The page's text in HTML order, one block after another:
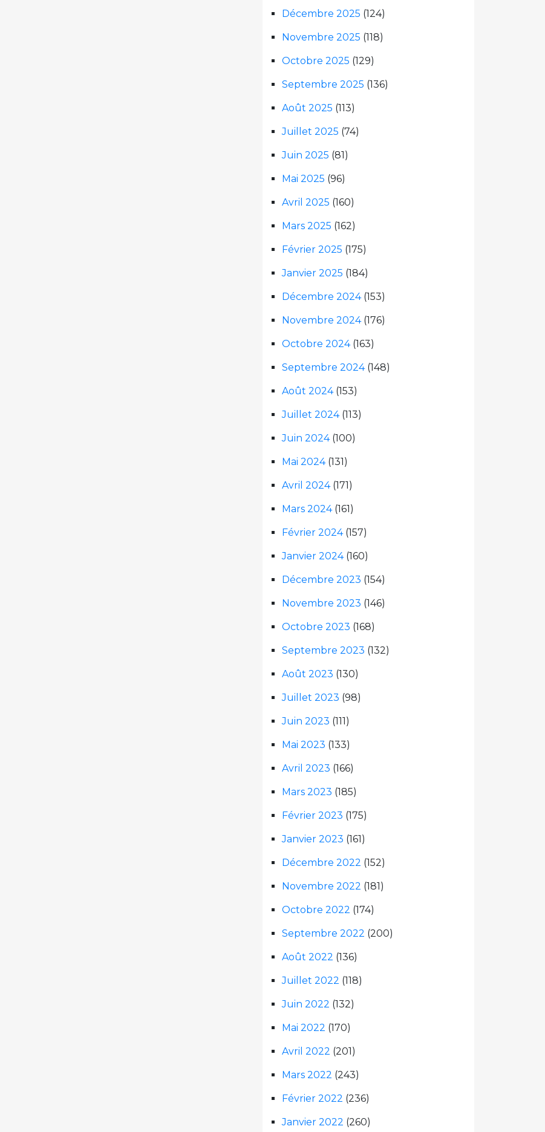
Décembre 2025 (124)
Novembre 2025 (118)
Octobre 2025 (129)
Septembre 2025 (136)
Août 2025 (113)
Juillet 2025 (74)
Juin 2025 (81)
Mai 2025 (96)
Avril 2025 (160)
Mars 2025 (162)
Février 2025 (175)
Janvier 2025 (184)
Décembre 2024(153)
Novembre 2024(176)
Octobre 2024(163)
Septembre 2024(148)
Août 2024(153)
Juillet 2024(113)
Juin 2024(100)
Mai 2024(131)
Avril 2024(171)
Mars 2024(161)
Février 2024(157)
Janvier 2024(160)
Décembre 2023 (154)
Novembre 2023 (146)
Octobre 2023 (168)
Septembre 2023 (132)
Août 2023 (130)
Juillet 2023 (98)
Juin 2023 (111)
Mai 2023 (133)
Avril 2023 (166)
Mars 2023 (185)
Février 2023 (175)
Janvier 2023 (161)
Décembre 2022 (152)
Novembre 2022 (181)
Octobre 2022 (174)
Septembre 2022 (200)
Août 2022 (136)
Juillet 2022 (118)
Juin 2022 (132)
Mai 2022 (170)
Avril 2022 (201)
Mars 2022 (243)
Février 2022 (236)
Janvier 2022 (260)